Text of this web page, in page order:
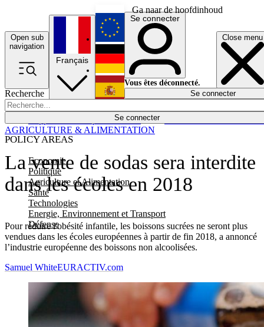
Ga naar de hoofdinhoud
Open sub
navigation
Close menu
Recherche
Se connecter
POLICY AREAS
Economie
Politique
Agriculture et Alimentation
Santé
Technologies
Energie, Environnement et Transport
Défense
Économie
Français
English
Deutsch
Español
Se connecter
Vous êtes déconnecté.
Se connecter
La vente de sodas sera interdite
dans les écoles en 2018
Pour réduire l'obésité infantile, les boissons sucrées ne seront plus
vendues dans les écoles européennes à partir de fin 2018, a annoncé
l’industrie européenne des boissons non alcoolisées.
AGRICULTURE & ALIMENTATION
Samuel WhiteEURACTIV.com